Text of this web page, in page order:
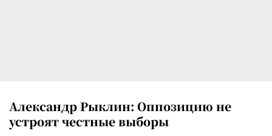
Александр Рыклин: Оппозицию не
устроят честные выборы